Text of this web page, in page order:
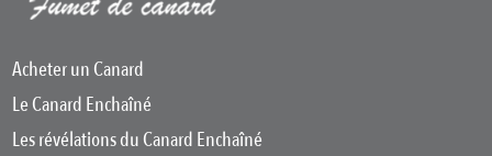
Acheter un Canard
Le Canard Enchaîné
Les révélations du Canard Enchaîné